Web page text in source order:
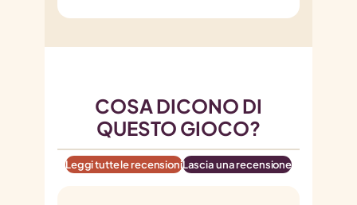
COSA DICONO DI
QUESTO GIOCO?
Leggi tutte le recensioniLascia una recensione